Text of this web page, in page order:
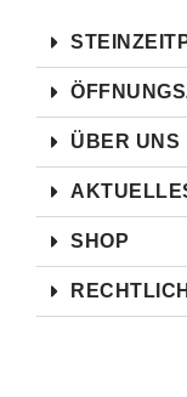
ÜBER UNS
SHOP